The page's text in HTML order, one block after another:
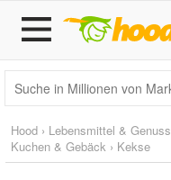
Hood › Lebensmittel & Genuss
Kuchen & Gebäck › Kekse